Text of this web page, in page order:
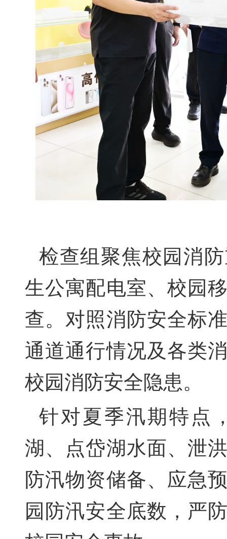
检查组聚焦校园消
生公寓配电室、校园
查。对照消防安全标
通道通行情况及各类
校园消防安全隐患。
针对夏季汛期特点
湖、点岱湖水面、泄
防汛物资储备、应急
园防汛安全底数，严